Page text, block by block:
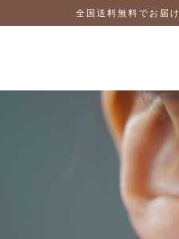
全国送料無料でお届け